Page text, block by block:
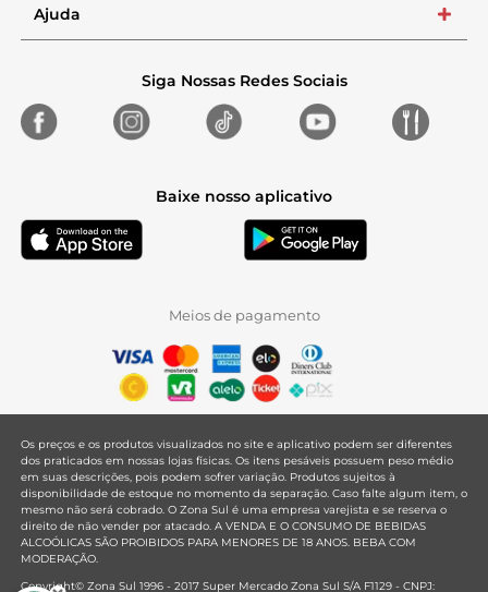
Ajuda +
Siga Nossas Redes Sociais
Baixe nosso aplicativo
Meios de pagamento
Os preços e os produtos visualizados no site e aplicativo podem ser diferentes
dos praticados em nossas lojas físicas. Os itens pesáveis possuem peso médio
em suas descrições, pois podem sofrer variação. Produtos sujeitos à
disponibilidade de estoque no momento da separação. Caso falte algum item, o
mesmo não será cobrado. O Zona Sul é uma empresa varejista e se reserva o
direito de não vender por atacado. A VENDA E O CONSUMO DE BEBIDAS
ALCOÓLICAS SÃO PROIBIDOS PARA MENORES DE 18 ANOS. BEBA COM
MODERAÇÃO.
Copyright© Zona Sul 1996 - 2017 Super Mercado Zona Sul S/A F1129 - CNPJ: